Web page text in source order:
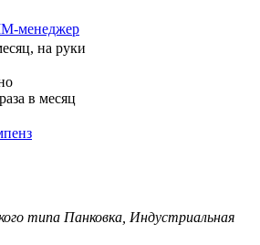
менеджер
на руки
в месяц
типа Панковка, Индустриальная